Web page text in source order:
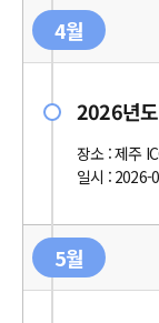
4월
2026년
장소 : 제주
일시 : 2026-
5월